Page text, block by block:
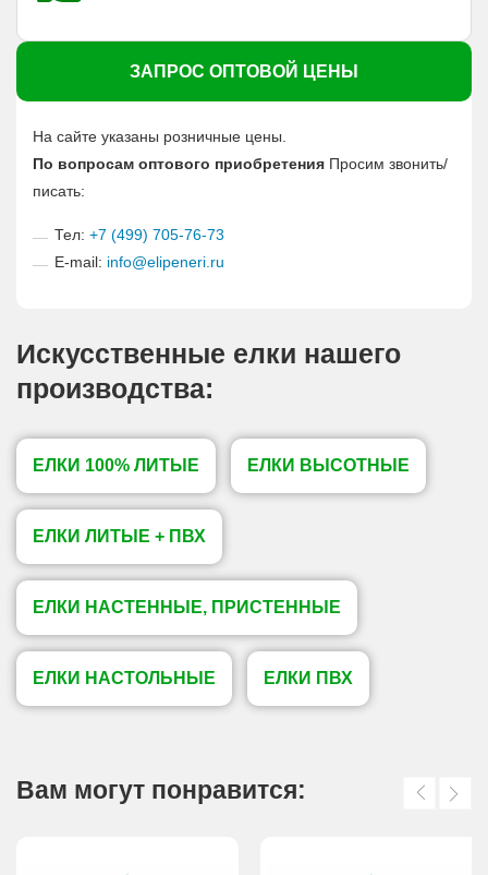
ЗАПРОС ОПТОВОЙ ЦЕНЫ
На сайте указаны розничные цены.
По вопросам оптового приобретения Просим звонить/
писать:
Тел: +7 (499) 705-76-73
E-mail: info@elipeneri.ru
Искусственные елки нашего
производства:
ЕЛКИ 100% ЛИТЫЕ ЕЛКИ ВЫСОТНЫЕ
ЕЛКИ ЛИТЫЕ + ПВХ
ЕЛКИ НАСТЕННЫЕ, ПРИСТЕННЫЕ
ЕЛКИ НАСТОЛЬНЫЕ ЕЛКИ ПВХ
Вам могут понравится: